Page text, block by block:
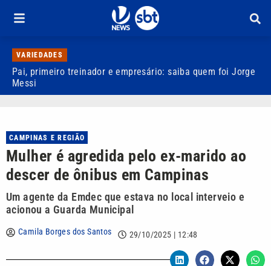
VARIEDADES
Pai, primeiro treinador e empresário: saiba quem foi Jorge
Messi
CAMPINAS E REGIÃO
Mulher é agredida pelo ex-marido ao
descer de ônibus em Campinas
Um agente da Emdec que estava no local interveio e
acionou a Guarda Municipal
Camila Borges dos Santos 29/10/2025 | 12:48